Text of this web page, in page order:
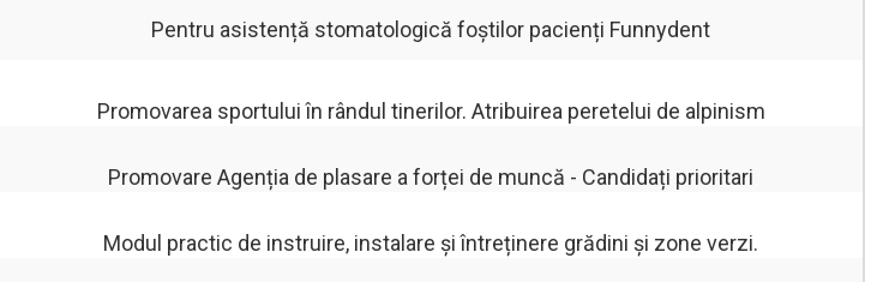
Pentru asistență stomatologică foștilor pacienți Funnydent
Promovarea sportului în rândul tinerilor. Atribuirea peretelui de alpinism
Promovare Agenția de plasare a forței de muncă - Candidați prioritari
Modul practic de instruire, instalare și întreținere grădini și zone verzi.